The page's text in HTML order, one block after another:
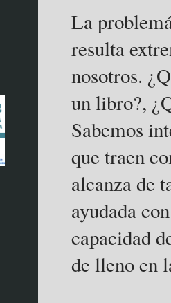
La
resulta
nosotros.
un libro?,
Sabemos
que traen
alcanza de
ayudada
capacidad
de lleno en